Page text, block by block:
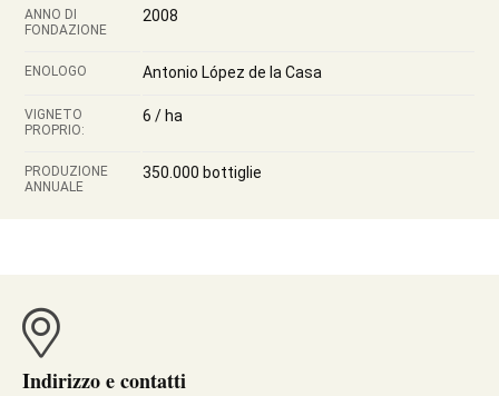
ANNO DI
FONDAZIONE
2008
ENOLOGO Antonio López de la Casa
VIGNETO
PROPRIO:
6 / ha
PRODUZIONE
ANNUALE
350.000 bottiglie
Indirizzo e contatti